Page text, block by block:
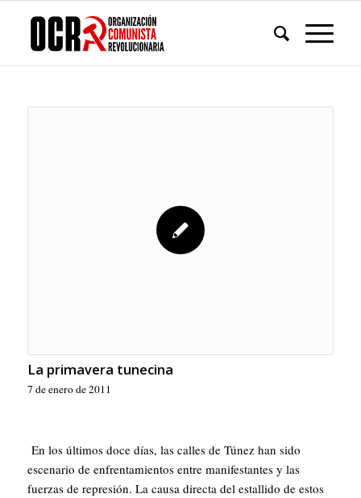
La primavera tunecina
7 de enero de 2011
En los últimos doce días, las calles de Túnez han sido
escenario de enfrentamientos entre manifestantes y las
fuerzas de represión. La causa directa del estallido de estos